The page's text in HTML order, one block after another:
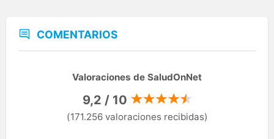
COMENTARIOS
Valoraciones de SaludOnNet
9,2 / 10
(171.256 valoraciones recibidas)